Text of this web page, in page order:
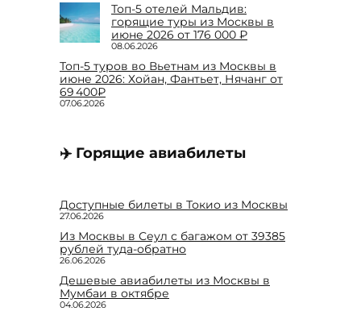
Топ-5 отелей Мальдив:
горящие туры из Москвы в
июне 2026 от 176 000 ₽
08.06.2026
Топ-5 туров во Вьетнам из Москвы в
июне 2026: Хойан, Фантьет, Нячанг от
69 400₽
07.06.2026
✈️ Горящие авиабилеты
Доступные билеты в Токио из Москвы
27.06.2026
Из Москвы в Сеул с багажом от 39385
рублей туда-обратно
26.06.2026
Дешевые авиабилеты из Москвы в
Мумбаи в октябре
04.06.2026